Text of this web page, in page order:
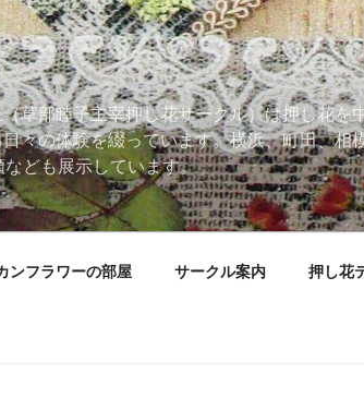
草部睦子主宰押し花サークル）は押し花を
々の体験を綴っています。横浜、町田、相
ども展示しています。
ンフラワーの部屋 サークル案内 押し花